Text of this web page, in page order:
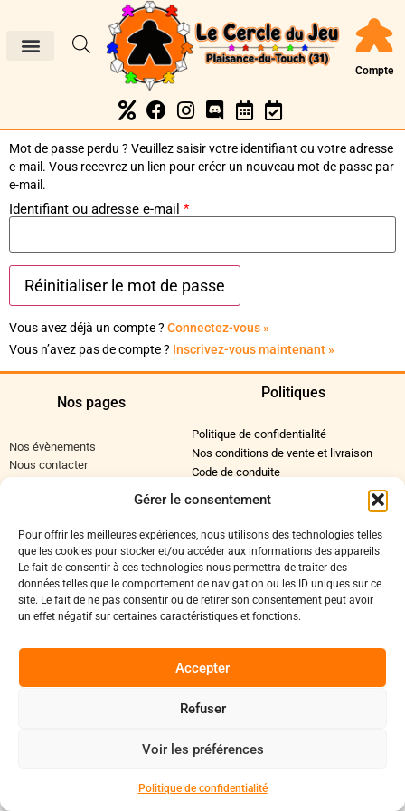
Gérer le consentement
Pour offrir les meilleures expériences, nous utilisons des technologies telles
que les cookies pour stocker et/ou accéder aux informations des appareils.
Le fait de consentir à ces technologies nous permettra de traiter des
données telles que le comportement de navigation ou les ID uniques sur ce
site. Le fait de ne pas consentir ou de retirer son consentement peut avoir
un effet négatif sur certaines caractéristiques et fonctions.
Accepter
Refuser
Voir les préférences
Politique de confidentialité
Compte
Mot de passe perdu ? Veuillez saisir votre identifiant ou votre adresse
e-mail. Vous recevrez un lien pour créer un nouveau mot de passe par
e-mail.
Identifiant ou adresse e-mail *
Vous avez déjà un compte ? Connectez-vous »
Vous n’avez pas de compte ? Inscrivez-vous maintenant »
Nos pages
Nos évènements
Nous contacter
Politiques
Politique de confidentialité
Nos conditions de vente et livraison
Code de conduite
Facebook
Instagram
Discord